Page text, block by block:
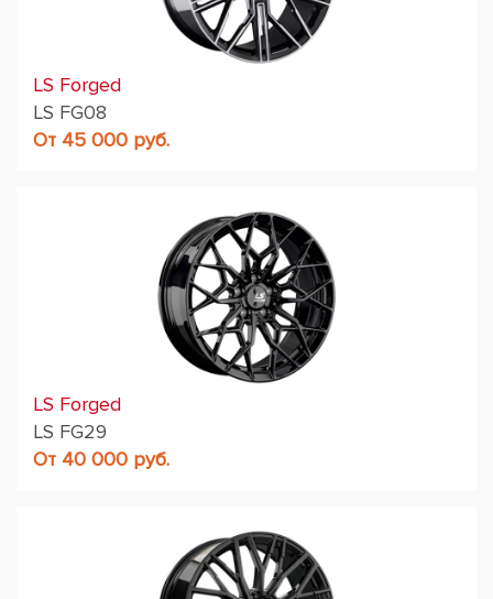
LS Forged
LS FG08
От 45 000 руб.
LS Forged
LS FG29
От 40 000 руб.